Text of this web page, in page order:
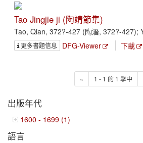
Tao Jingjie ji (陶靖節集)
Tao, Qian, 372?-427 (陶潛, 372?-427);
更多書題信息 DFG-Viewer 下載
« 1 - 1 的 1 擊中
出版年代
1600 - 1699 (1)
語言